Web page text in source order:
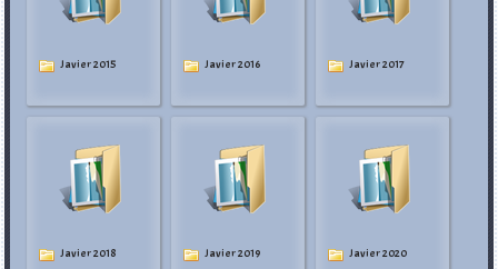
Javier 2015 Javier 2016 Javier 2017
Javier 2018 Javier 2019 Javier 2020